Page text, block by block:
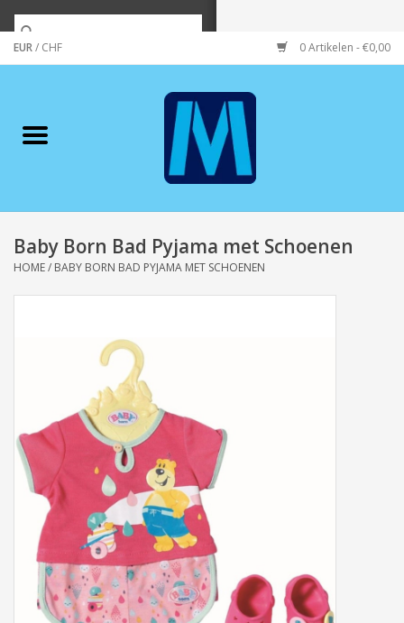
EUR/ CHF 0 Artikelen - €0,00
Merken
Wonen/koken/huishouden
Zeeuws/Streek
Tassen/Portemonnee
Boeken
Elektra
Baby & Peuter
Baby Born Bad Pyjama met Schoenen
HOME/ BABY BORN BAD PYJAMA MET SCHOENEN